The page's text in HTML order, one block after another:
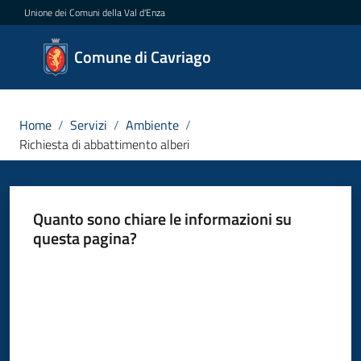
Vai al contenuto
Vai alla navigazione
Vai al footer
Unione dei Comuni della Val d'Enza
Comune di Cavriago
Comune
di
Novità
Home / Servizi / Ambiente /
Richiesta di abbattimento alberi
Quanto sono chiare le informazioni su
questa pagina?